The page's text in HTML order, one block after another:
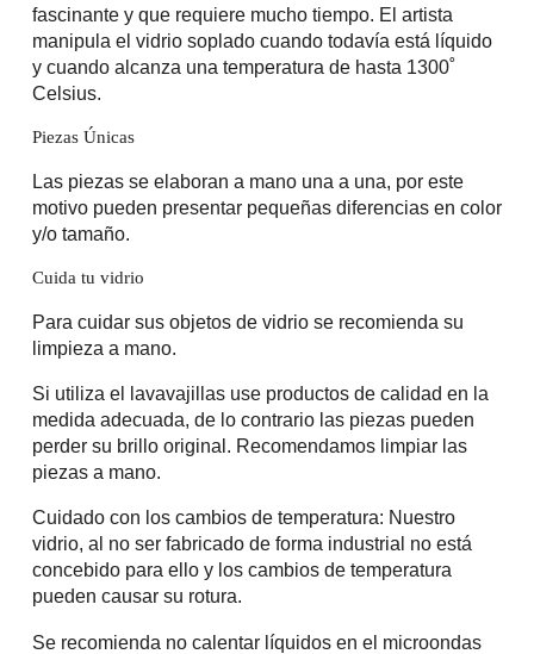
fascinante y que requiere mucho tiempo. El artista
manipula el vidrio soplado cuando todavía está líquido
y cuando alcanza una temperatura de hasta 1300˚
Celsius.
Piezas Únicas
Las piezas se elaboran a mano una a una, por este
motivo pueden presentar pequeñas diferencias en color
y/o tamaño.
Cuida tu vidrio
Para cuidar sus objetos de vidrio se recomienda su
limpieza a mano.
Si utiliza el lavavajillas use productos de calidad en la
medida adecuada, de lo contrario las piezas pueden
perder su brillo original. Recomendamos limpiar las
piezas a mano.
Cuidado con los cambios de temperatura: Nuestro
vidrio, al no ser fabricado de forma industrial no está
concebido para ello y los cambios de temperatura
pueden causar su rotura.
Se recomienda no calentar líquidos en el microondas